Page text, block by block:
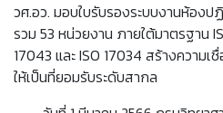
วศ.อว. มอบใบรับรองระบบงานห้อง
รวม 53 หน่วยงาน ภายใต้มาตรฐาน
17043 และ ISO 17034 สร้างควา
ให้เป็นที่ยอมรับระดับสากล